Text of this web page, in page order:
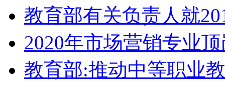
教育部有关负责人就
2020年市场营销专业
教育部:推动中等职业